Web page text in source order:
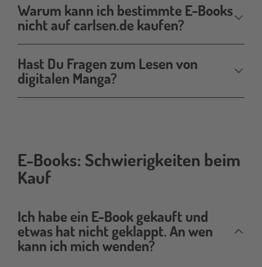
Warum kann ich bestimmte E-Books
nicht auf carlsen.de kaufen?
Hast Du Fragen zum Lesen von
digitalen Manga?
book-
schwierigkeiten
E-Books: Schwierigkeiten beim
Kauf
Ich habe ein E-Book gekauft und
etwas hat nicht geklappt. An wen
kann ich mich wenden?